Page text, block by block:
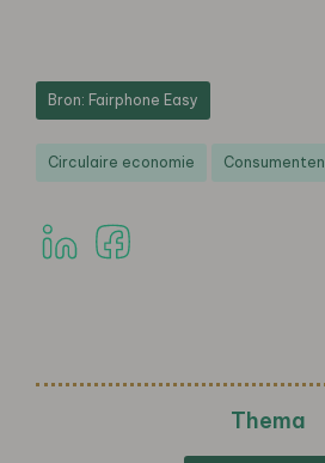
Bron: Fairphone Easy
Circulaire economie Consumenten
Thema